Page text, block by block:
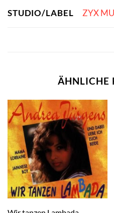
STUDIO/LABEL ZYX
ÄHNLICHE